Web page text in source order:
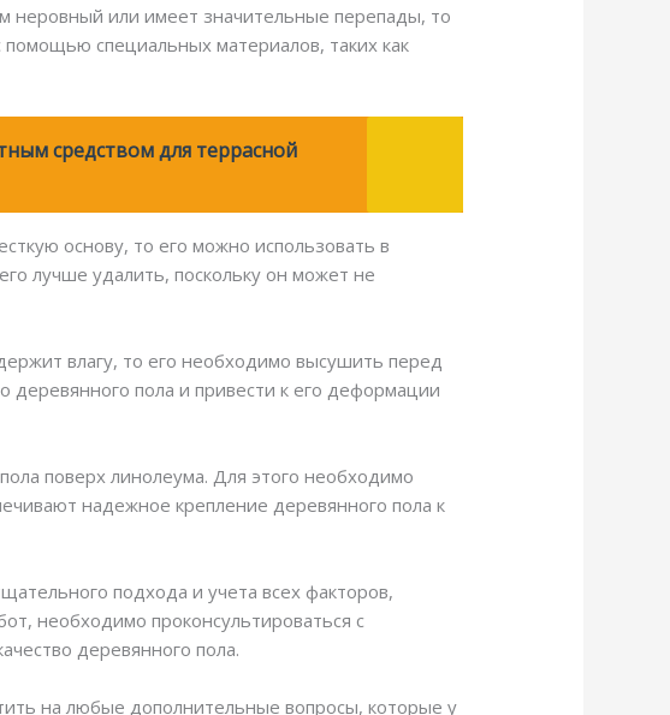
неровный или имеет значительные перепады, то
специальных материалов, таких как
средством для террасной
основу, то его можно использовать в
лучше удалить, поскольку он может не
влагу, то его необходимо высушить перед
деревянного пола и привести к его деформации
поверх линолеума. Для этого необходимо
надежное крепление деревянного пола к
подхода и учета всех факторов,
необходимо проконсультироваться с
деревянного пола.
на любые дополнительные вопросы, которые у